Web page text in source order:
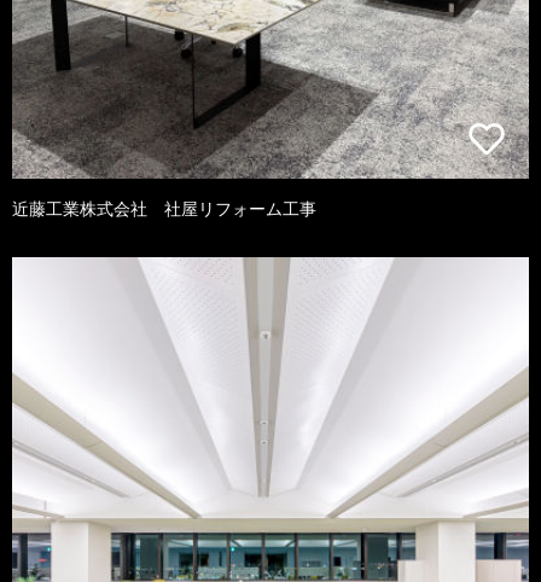
近藤工業株式会社 社屋リフォーム工事